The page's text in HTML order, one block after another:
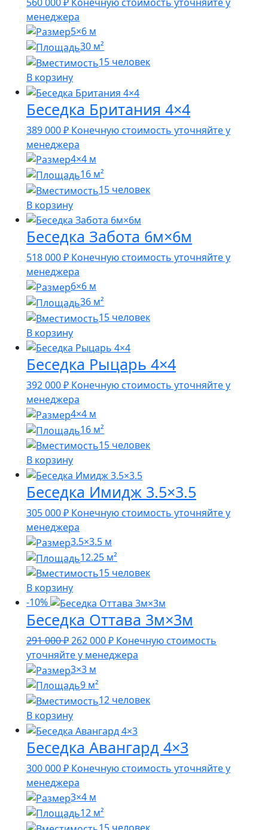
менеджера
5×6 м
30 м²
15 человек
В корзину
Беседка Британия 4×4
389 000₽ Конечную стоимость уточняйте у
менеджера
4×4 м
16 м²
15 человек
В корзину
Беседка Забота 6м×6м
518 000₽ Конечную стоимость уточняйте у
менеджера
6×6 м
36 м²
15 человек
В корзину
Беседка Рыцарь 4×4
392 000₽ Конечную стоимость уточняйте у
менеджера
4×4 м
16 м²
15 человек
В корзину
Беседка Имидж 3.5×3.5
305 000₽ Конечную стоимость уточняйте у
менеджера
3.5×3.5 м
12.25 м²
15 человек
В корзину
-10%
Беседка Оттава 3м×3м
291 000₽ Первоначальная
цена
составляла
291
000 ₽.
262 000₽Текущая
цена:
Конечную стоимость
уточняйте у менеджера
3×3 м
9 м²
12 человек
В корзину
Беседка Авангард 4×3
300 000₽ Конечную стоимость уточняйте у
менеджера
3×4 м
12 м²